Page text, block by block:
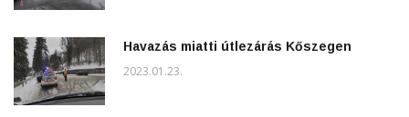
Havazás miatti útlezárás Kőszegen
2023.01.23.